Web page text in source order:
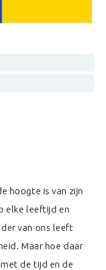
hoogte is van zijn
elke leeftijd en
van ons leeft
Maar hoe daar
de tijd en de